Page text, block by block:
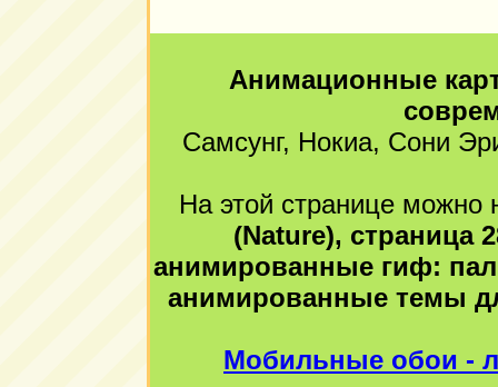
Анимационные
Самсунг, Нокиа, Сони
На этой странице можно
(Nature), страница
анимированные гиф:
анимированные темы
Мобильные обои -